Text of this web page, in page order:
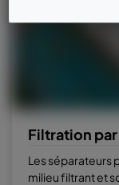
Filtration
Les séparateurs
milieu filtrant et